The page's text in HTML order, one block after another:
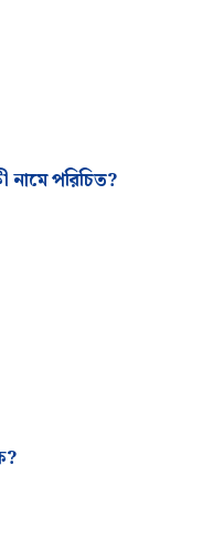
নামে পরিচিত?